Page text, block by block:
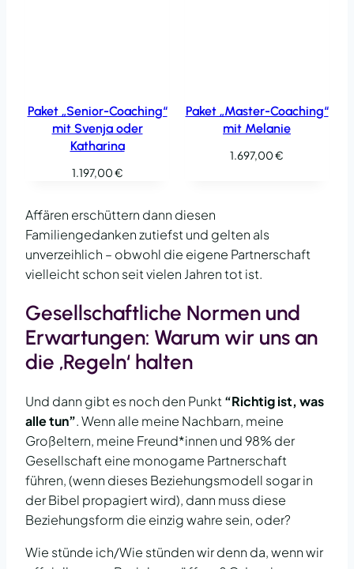
Paket „Senior-Coaching“
mit Svenja oder
Katharina
1.197,00€
Paket „Master-Coaching“
mit Melanie
1.697,00€
Affären erschüttern dann diesen
Familiengedanken zutiefst und gelten als
unverzeihlich – obwohl die eigene Partnerschaft
vielleicht schon seit vielen Jahren tot ist.
Gesellschaftliche Normen und
Erwartungen: Warum wir uns an
die ‚Regeln‘ halten
Und dann gibt es noch den Punkt “Richtig ist, was
alle tun”. Wenn alle meine Nachbarn, meine
Großeltern, meine Freund*innen und 98% der
Gesellschaft eine monogame Partnerschaft
führen, (wenn dieses Beziehungsmodell sogar in
der Bibel propagiert wird), dann muss diese
Beziehungsform die einzig wahre sein, oder?
Wie stünde ich/Wie stünden wir denn da, wenn wir